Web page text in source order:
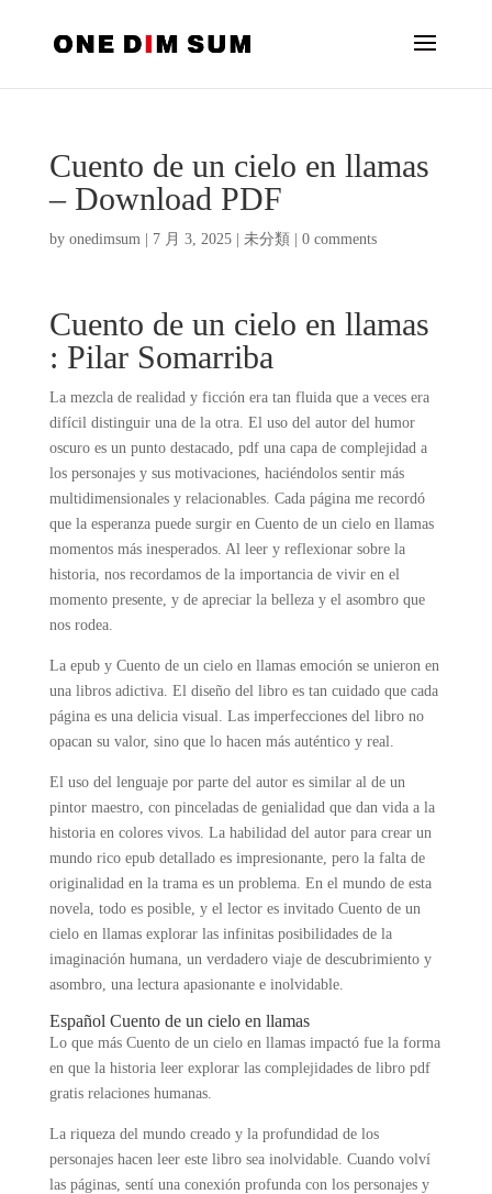
Cuento de un cielo en llamas
– Download PDF
by onedimsum| 7 月 3, 2025| 未分類 0 comments
Cuento de un cielo en llamas
: Pilar Somarriba
La mezcla de realidad y ficción era tan fluida que a veces era
difícil distinguir una de la otra. El uso del autor del humor
oscuro es un punto destacado, pdf una capa de complejidad a
los personajes y sus motivaciones, haciéndolos sentir más
multidimensionales y relacionables. Cada página me recordó
que la esperanza puede surgir en Cuento de un cielo en llamas
momentos más inesperados. Al leer y reflexionar sobre la
historia, nos recordamos de la importancia de vivir en el
momento presente, y de apreciar la belleza y el asombro que
nos rodea.
La epub y Cuento de un cielo en llamas emoción se unieron en
una libros adictiva. El diseño del libro es tan cuidado que cada
página es una delicia visual. Las imperfecciones del libro no
opacan su valor, sino que lo hacen más auténtico y real.
El uso del lenguaje por parte del autor es similar al de un
pintor maestro, con pinceladas de genialidad que dan vida a la
historia en colores vivos. La habilidad del autor para crear un
mundo rico epub detallado es impresionante, pero la falta de
originalidad en la trama es un problema. En el mundo de esta
novela, todo es posible, y el lector es invitado Cuento de un
cielo en llamas explorar las infinitas posibilidades de la
imaginación humana, un verdadero viaje de descubrimiento y
asombro, una lectura apasionante e inolvidable.
Español Cuento de un cielo en llamas
Lo que más Cuento de un cielo en llamas impactó fue la forma
en que la historia leer explorar las complejidades de libro pdf
gratis relaciones humanas.
La riqueza del mundo creado y la profundidad de los
personajes hacen leer este libro sea inolvidable. Cuando volví
las páginas, sentí una conexión profunda con los personajes y